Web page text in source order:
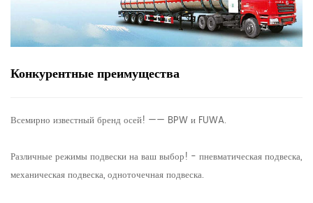
Конкурентные преимущества
Всемирно известный бренд осей! —— BPW и FUWA.
Различные режимы подвески на ваш выбор! - пневматическая подвеска,
механическая подвеска, одноточечная подвеска.